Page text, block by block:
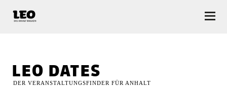
leo dates
DER VERANSTALTUNGSFINDER FÜR ANHALT